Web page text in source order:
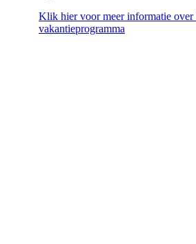
Klik hier voor meer informatie over
vakantieprogramma